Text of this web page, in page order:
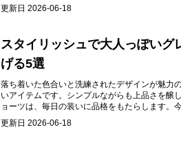
更新日 2026-06-18
スタイリッシュで大人っぽいグ
げる5選
落ち着いた色合いと洗練されたデザインが魅力
いアイテムです。シンプルながらも上品さを醸
ョーツは、毎日の装いに品格をもたらします。
ーツをご紹介します。
更新日 2026-06-18